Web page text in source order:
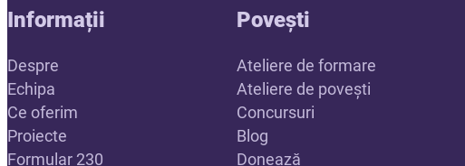
Informații
Despre
Echipa
Ce oferim
Proiecte
Formular 230
Povești
Ateliere de formare
Ateliere de povești
Concursuri
Blog
Donează